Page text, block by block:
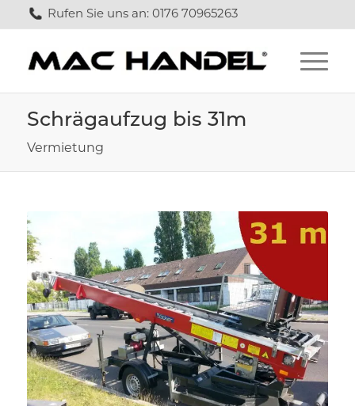
Rufen Sie uns an: 0176 70965263
Schrägaufzug bis 31m
Vermietung